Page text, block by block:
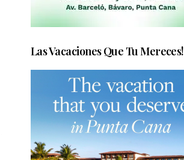
Las Vacaciones Que Tu Mereces!